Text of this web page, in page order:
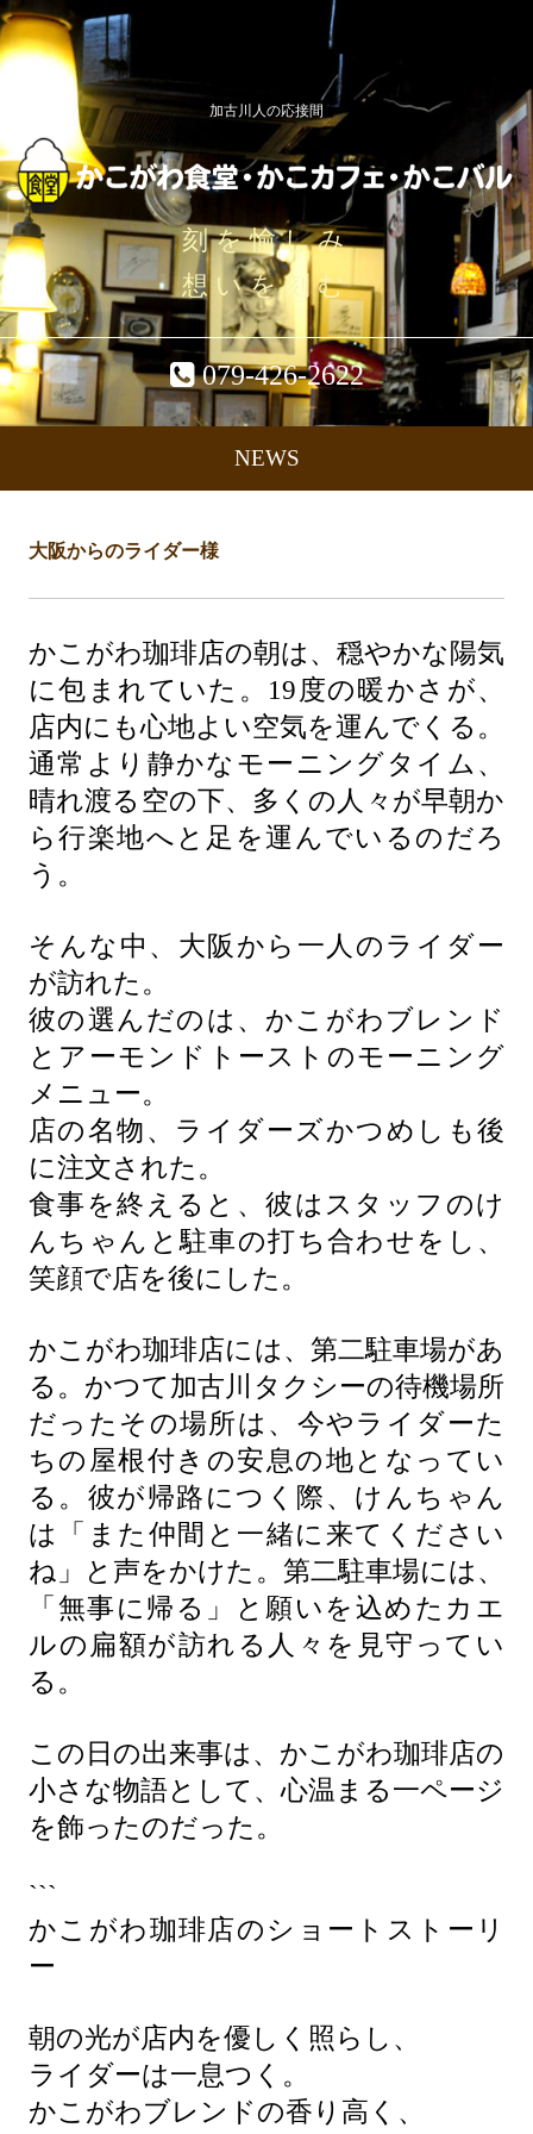
加古川人の応接間
刻を愉しみ
想いを刻む
079-426-2622
NEWS
大阪からのライダー様
かこがわ珈琲店の朝は、穏やかな陽気
に包まれていた。19度の暖かさが、
店内にも心地よい空気を運んでくる。
通常より静かなモーニングタイム、
晴れ渡る空の下、多くの人々が早朝か
ら行楽地へと足を運んでいるのだろ
う。
そんな中、大阪から一人のライダー
が訪れた。
彼の選んだのは、かこがわブレンド
とアーモンドトーストのモーニング
メニュー。
店の名物、ライダーズかつめしも後
に注文された。
食事を終えると、彼はスタッフのけ
んちゃんと駐車の打ち合わせをし、
笑顔で店を後にした。
かこがわ珈琲店には、第二駐車場があ
る。かつて加古川タクシーの待機場所
だったその場所は、今やライダーた
ちの屋根付きの安息の地となってい
る。彼が帰路につく際、けんちゃん
は「また仲間と一緒に来てください
ね」と声をかけた。第二駐車場には、
「無事に帰る」と願いを込めたカエ
ルの扁額が訪れる人々を見守ってい
る。
この日の出来事は、かこがわ珈琲店の
小さな物語として、心温まる一ページ
を飾ったのだった。
```
かこがわ珈琲店のショートストーリ
ー
朝の光が店内を優しく照らし、
ライダーは一息つく。
かこがわブレンドの香り高く、